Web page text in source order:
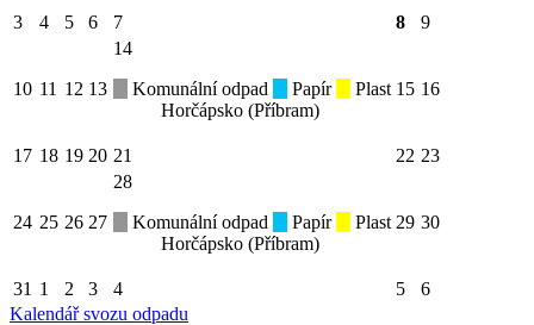
3 4 5 6 7 8 9
10 11 12 13
14
Komunální odpad
Papír
Plast
Horčápsko (Příbram)
15 16
17 18 19 20 21 22 23
24 25 26 27
28
Komunální odpad
Papír
Plast
Horčápsko (Příbram)
29 30
31 1 2 3 4 5
6
Kalendář svozu odpadu